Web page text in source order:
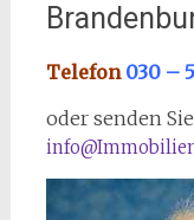
Telefon 030 –
oder senden